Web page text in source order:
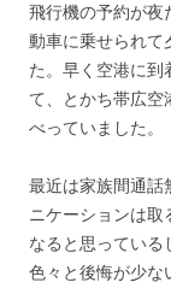
飛行機の予約が夜
動車に乗せられて
た。早く空港に到
て、とかち帯広空
べっていました。
最近は家族間通話
ニケーションは取
なると思っている
色々と後悔が少な